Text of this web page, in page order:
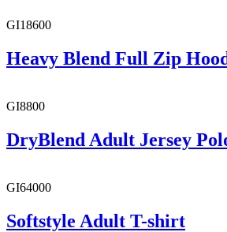
GI18600
Heavy Blend Full Zip
GI8800
DryBlend Adult Jersey
GI64000
Softstyle Adult T-shirt